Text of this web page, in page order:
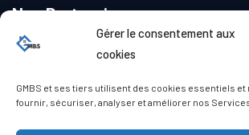
Gérer le consentement aux
cookies
GMBS et ses tiers utilisent des cookies essentiels
fournir, sécuriser, analyser et améliorer nos
Nos Partenaires
La Galerie Immobilière